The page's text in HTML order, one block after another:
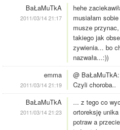
BaŁaMuTkA
2011/03/14 21:17
hehe
musiałam
musze
takiego jak
zywienia... bo
nazwała...:))
emma
2011/03/14 21:19
@
Czyli choroba..
BaŁaMuTkA
2011/03/14 21:23
... z tego co
ortoreksję
potraw a